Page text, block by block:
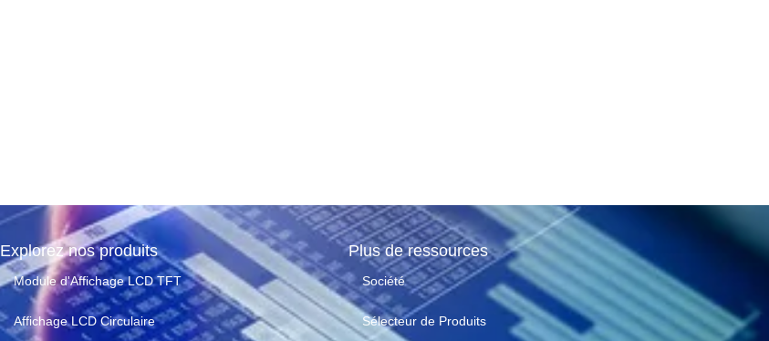
Explorez nos produits
Module d'Affichage LCD TFT
Affichage LCD Circulaire
Plus de ressources
Société
Sélecteur de Produits